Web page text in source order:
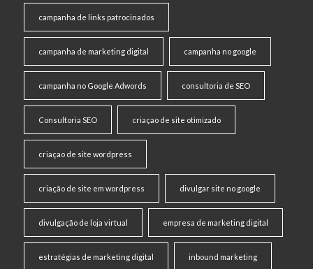
campanha de links patrocinados
campanha de marketing digital campanha no google
campanha no Google Adwords consultoria de SEO
Consultoria SEO criaçao de site otimizado
criaçao de site wordpress
criação de site em wordpress divulgar site no google
divulgação de loja virtual empresa de marketing digital
estratégias de marketing digital inbound marketing